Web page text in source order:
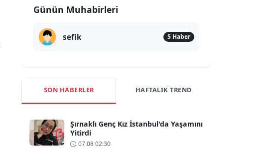
Günün Muhabirleri
sefik 5 Haber
SON HABERLER HAFTALIK TREND
Şırnaklı Genç Kız İstanbul'da Yaşamını
Yitirdi
07.08 02:30